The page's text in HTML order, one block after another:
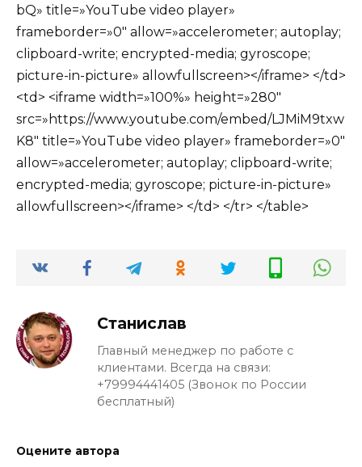
bQ» title=»YouTube video player»
frameborder=»0″ allow=»accelerometer; autoplay;
clipboard-write; encrypted-media; gyroscope;
picture-in-picture» allowfullscreen></iframe> </td>
<td> <iframe width=»100%» height=»280″
src=»https://www.youtube.com/embed/LJMiM9txw
K8″ title=»YouTube video player» frameborder=»0″
allow=»accelerometer; autoplay; clipboard-write;
encrypted-media; gyroscope; picture-in-picture»
allowfullscreen></iframe> </td> </tr> </table>
Станислав
Главный менеджер по работе с
клиентами. Всегда на связи:
+79994441405 (Звонок по России
бесплатный)
Оцените автора